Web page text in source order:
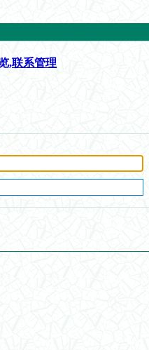
,联系管理